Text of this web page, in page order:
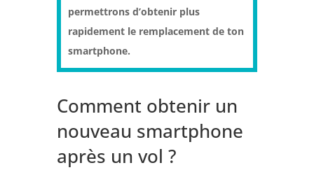
permettrons d’obtenir plus
rapidement le remplacement de ton
smartphone.
Comment obtenir un
nouveau smartphone
après un vol ?